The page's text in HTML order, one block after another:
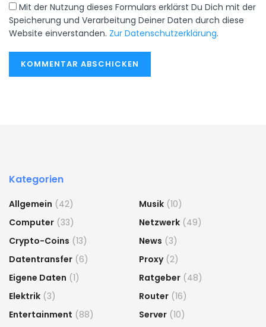
Mit der Nutzung dieses Formulars erklärst Du Dich mit der
Speicherung und Verarbeitung Deiner Daten durch diese
Website einverstanden. Zur Datenschutzerklärung.
Kategorien
Allgemein (42)
Computer (33)
Crypto-Coins (13)
Datentransfer (6)
Eigene Daten (1)
Elektrik (3)
Entertainment (88)
Musik (10)
Netzwerk (49)
News (3)
Proxy(2)
Ratgeber (48)
Router (16)
Server (10)